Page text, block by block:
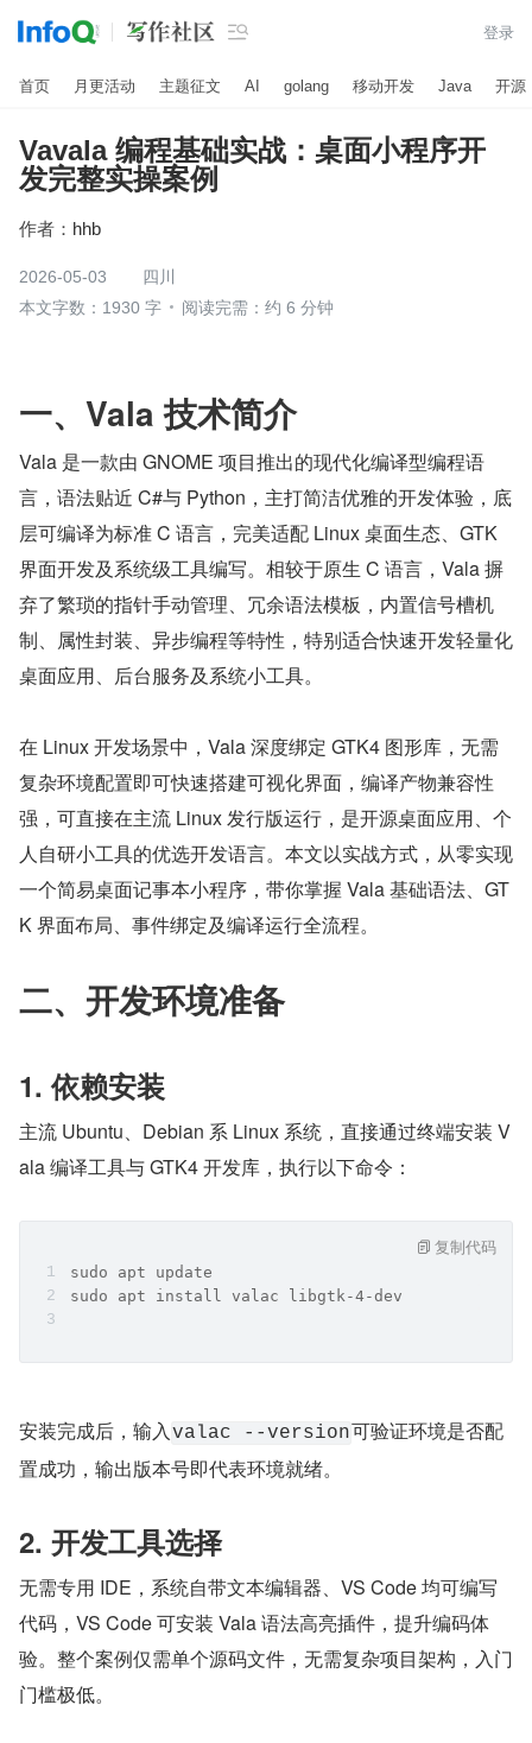
 登录
首页 月更活动 主题征文 AI golang 移动开发 Java 开源
Vavala 编程基础实战：桌面小程序开
发完整实操案例
作者： hhb
2026-05-03
四川
本文字数：1930 字
阅读完需：约 6 分钟
一、Vala 技术简介
Vala 是一款由 GNOME 项目推出的现代化编译型编程语
言，语法贴近 C#与 Python，主打简洁优雅的开发体验，底
层可编译为标准 C 语言，完美适配 Linux 桌面生态、GTK
界面开发及系统级工具编写。相较于原生 C 语言，Vala 摒
弃了繁琐的指针手动管理、冗余语法模板，内置信号槽机
制、属性封装、异步编程等特性，特别适合快速开发轻量化
桌面应用、后台服务及系统小工具。
在 Linux 开发场景中，Vala 深度绑定 GTK4 图形库，无需
复杂环境配置即可快速搭建可视化界面，编译产物兼容性
强，可直接在主流 Linux 发行版运行，是开源桌面应用、个
人自研小工具的优选开发语言。本文以实战方式，从零实现
一个简易桌面记事本小程序，带你掌握 Vala 基础语法、GT
K 界面布局、事件绑定及编译运行全流程。
二、开发环境准备
1. 依赖安装
主流 Ubuntu、Debian 系 Linux 系统，直接通过终端安装 V
ala 编译工具与 GTK4 开发库，执行以下命令：
sudo apt update
sudo apt install valac libgtk-4-dev
复制代码
安装完成后，输入valac --version可验证环境是否配
置成功，输出版本号即代表环境就绪。
2. 开发工具选择
无需专用 IDE，系统自带文本编辑器、VS Code 均可编写
代码，VS Code 可安装 Vala 语法高亮插件，提升编码体
验。整个案例仅需单个源码文件，无需复杂项目架构，入门
门槛极低。